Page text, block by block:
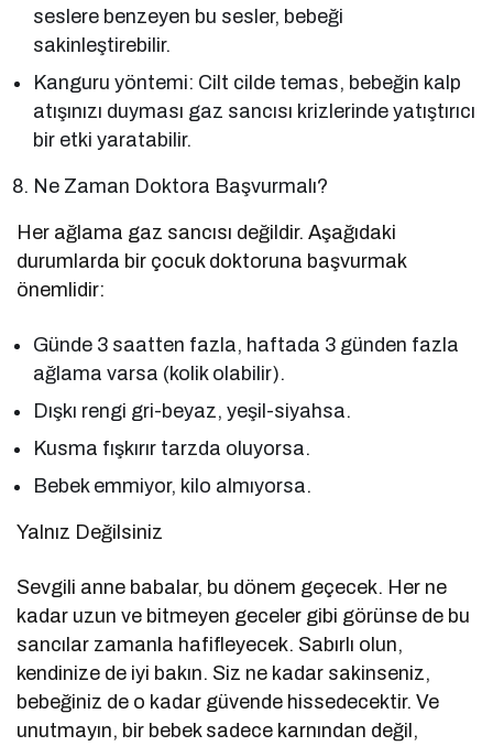
seslere benzeyen bu sesler, bebeği
sakinleştirebilir.
Kanguru yöntemi: Cilt cilde temas, bebeğin kalp
atışınızı duyması gaz sancısı krizlerinde yatıştırıcı
bir etki yaratabilir.
Ne Zaman Doktora Başvurmalı?
Her ağlama gaz sancısı değildir. Aşağıdaki
durumlarda bir çocuk doktoruna başvurmak
önemlidir:
Günde 3 saatten fazla, haftada 3 günden fazla
ağlama varsa (kolik olabilir).
Dışkı rengi gri-beyaz, yeşil-siyahsa.
Kusma fışkırır tarzda oluyorsa.
Bebek emmiyor, kilo almıyorsa.
Yalnız Değilsiniz
Sevgili anne babalar, bu dönem geçecek. Her ne
kadar uzun ve bitmeyen geceler gibi görünse de bu
sancılar zamanla hafifleyecek. Sabırlı olun,
kendinize de iyi bakın. Siz ne kadar sakinseniz,
bebeğiniz de o kadar güvende hissedecektir. Ve
unutmayın, bir bebek sadece karnından değil,